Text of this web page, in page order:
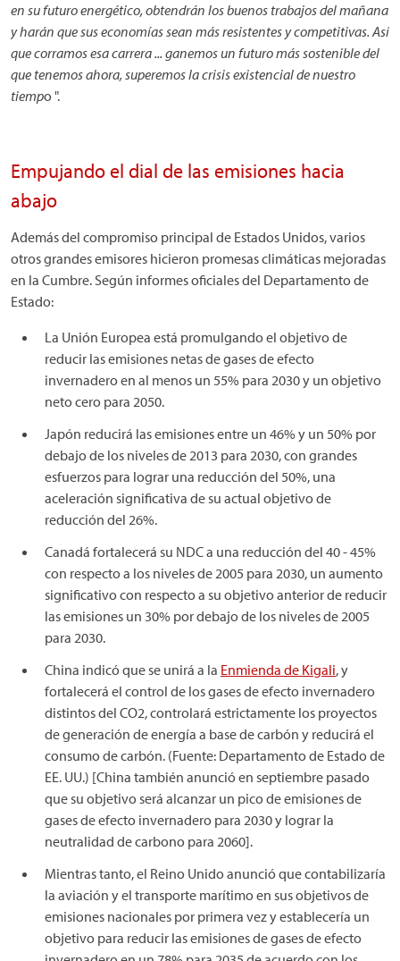
en su futuro energético, obtendrán los buenos trabajos del mañana
y harán que sus economías sean más resistentes y competitivas. Así
que corramos esa carrera ... ganemos un futuro más sostenible del
que tenemos ahora, superemos la crisis existencial de nuestro
tiempo ".
Empujando el dial de las emisiones hacia
abajo
Además del compromiso principal de Estados Unidos, varios
otros grandes emisores hicieron promesas climáticas mejoradas
en la Cumbre. Según informes oficiales del Departamento de
Estado:
La Unión Europea está promulgando el objetivo de
reducir las emisiones netas de gases de efecto
invernadero en al menos un 55% para 2030 y un objetivo
neto cero para 2050.
Japón reducirá las emisiones entre un 46% y un 50% por
debajo de los niveles de 2013 para 2030, con grandes
esfuerzos para lograr una reducción del 50%, una
aceleración significativa de su actual objetivo de
reducción del 26%.
Canadá fortalecerá su NDC a una reducción del 40 - 45%
con respecto a los niveles de 2005 para 2030, un aumento
significativo con respecto a su objetivo anterior de reducir
las emisiones un 30% por debajo de los niveles de 2005
para 2030.
China indicó que se unirá a la Enmienda de Kigali, y
fortalecerá el control de los gases de efecto invernadero
distintos del CO2, controlará estrictamente los proyectos
de generación de energía a base de carbón y reducirá el
consumo de carbón. (Fuente: Departamento de Estado de
EE. UU.) [China también anunció en septiembre pasado
que su objetivo será alcanzar un pico de emisiones de
gases de efecto invernadero para 2030 y lograr la
neutralidad de carbono para 2060].
Mientras tanto, el Reino Unido anunció que contabilizaría
la aviación y el transporte marítimo en sus objetivos de
emisiones nacionales por primera vez y establecería un
objetivo para reducir las emisiones de gases de efecto